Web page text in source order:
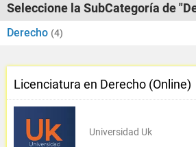
Seleccione la SubCategoría de
Derecho (4)
Licenciatura en Derecho (Online)
Universidad Uk